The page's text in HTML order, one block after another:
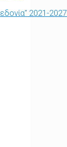
2021-2027